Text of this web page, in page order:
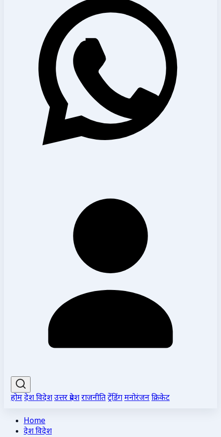
होमदेश विदेशउत्तर प्रदेशराजनीतिट्रेंडिंगमनोरंजनक्रिकेट
Home
देश विदेश